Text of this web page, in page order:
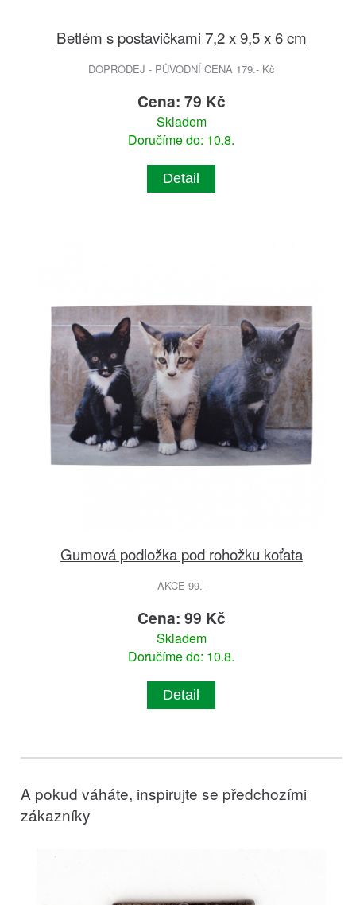
Betlém s postavičkami 7,2 x 9,5 x 6 cm
DOPRODEJ - PŮVODNÍ CENA 179.- Kč
Cena: 79 Kč
Skladem
Doručíme do: 10.8.
Detail
Gumová podložka pod rohožku koťata
AKCE 99.-
Cena: 99 Kč
Skladem
Doručíme do: 10.8.
Detail
A pokud váháte, inspirujte se předchozími
zákazníky